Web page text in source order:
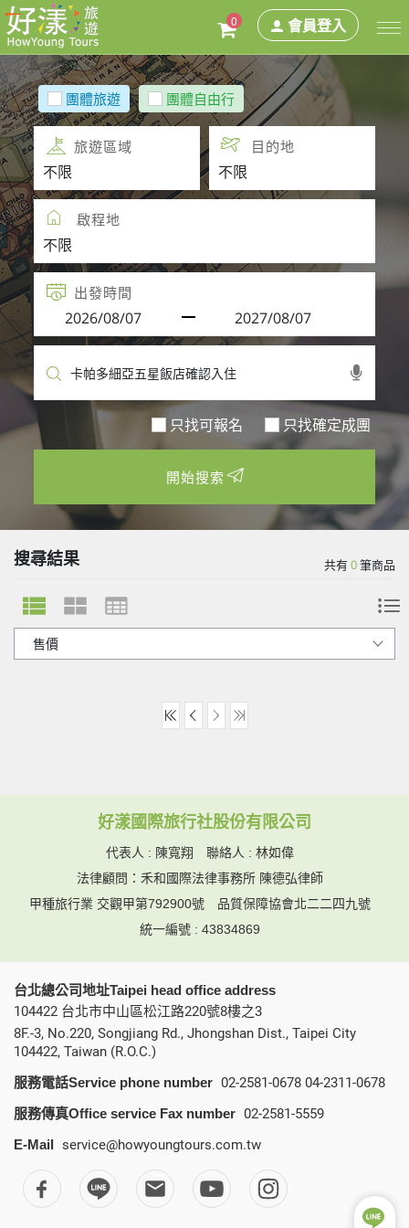
0 會員登入
團體旅遊 團體自由行
旅遊區域 目的地
啟程地
出發時間
只找可報名
開始搜索
搜尋結果 共有0筆商品
好漾國際旅行社股份有限公司
代表人 : 陳寬翔 聯絡人 : 林如偉
法律顧問：禾和國際法律事務所 陳德弘律師
甲種旅行業 交觀甲第792900號
品質保障協會北二二四九號
統一編號 : 43834869
台北總公司地址Taipei head office address
104422 台北市中山區松江路220號8樓之3
8F.-3, No.220, Songjiang Rd., Jhongshan Dist., Taipei City
104422, Taiwan (R.O.C.)
服務電話Service phone number 02-2581-0678 04-2311-0678
服務傳真Office service Fax number 02-2581-5559
E-Mail service@howyoungtours.com.tw